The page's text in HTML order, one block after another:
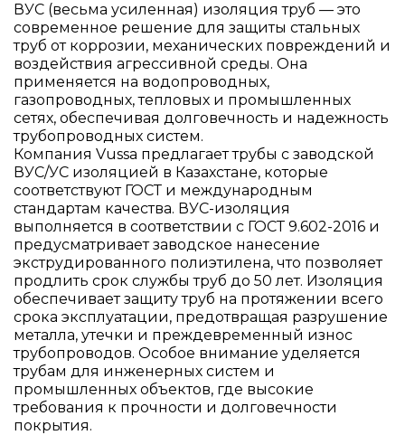
ВУС (весьма усиленная) изоляция труб — это
современное решение для защиты стальных
труб от коррозии, механических повреждений и
воздействия агрессивной среды. Она
применяется на водопроводных,
газопроводных, тепловых и промышленных
сетях, обеспечивая долговечность и надежность
трубопроводных систем.
Компания Vussa предлагает трубы с заводской
ВУС/УС изоляцией в Казахстане, которые
соответствуют ГОСТ и международным
стандартам качества. ВУС-изоляция
выполняется в соответствии с ГОСТ 9.602-2016 и
предусматривает заводское нанесение
экструдированного полиэтилена, что позволяет
продлить срок службы труб до 50 лет. Изоляция
обеспечивает защиту труб на протяжении всего
срока эксплуатации, предотвращая разрушение
металла, утечки и преждевременный износ
трубопроводов. Особое внимание уделяется
трубам для инженерных систем и
промышленных объектов, где высокие
требования к прочности и долговечности
покрытия.